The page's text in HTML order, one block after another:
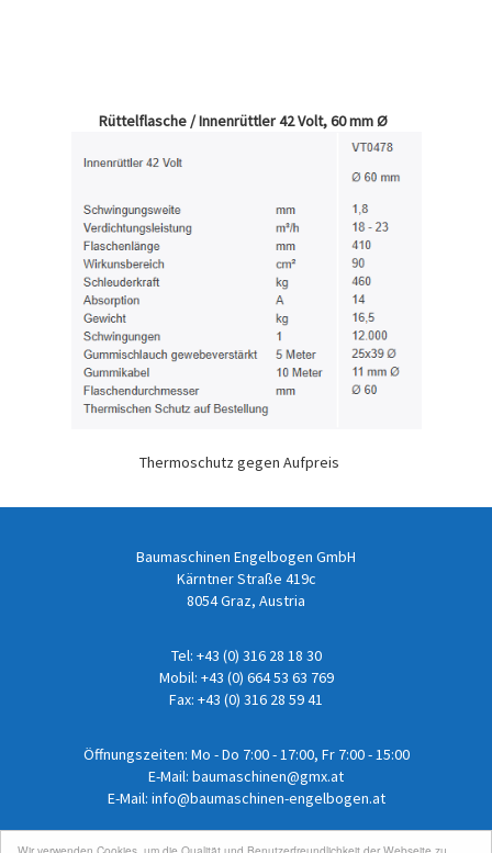
Rüttelflasche / Innenrüttler 42 Volt, 60 mm Ø
Thermoschutz gegen Aufpreis
Baumaschinen Engelbogen GmbH
Kärntner Straße 419c
8054 Graz, Austria
Tel: +43 (0) 316 28 18 30
Mobil: +43 (0) 664 53 63 769
Fax: +43 (0) 316 28 59 41
Öffnungszeiten: Mo - Do 7:00 - 17:00, Fr 7:00 - 15:00
E-Mail: baumaschinen@gmx.at
E-Mail: info@baumaschinen-engelbogen.at